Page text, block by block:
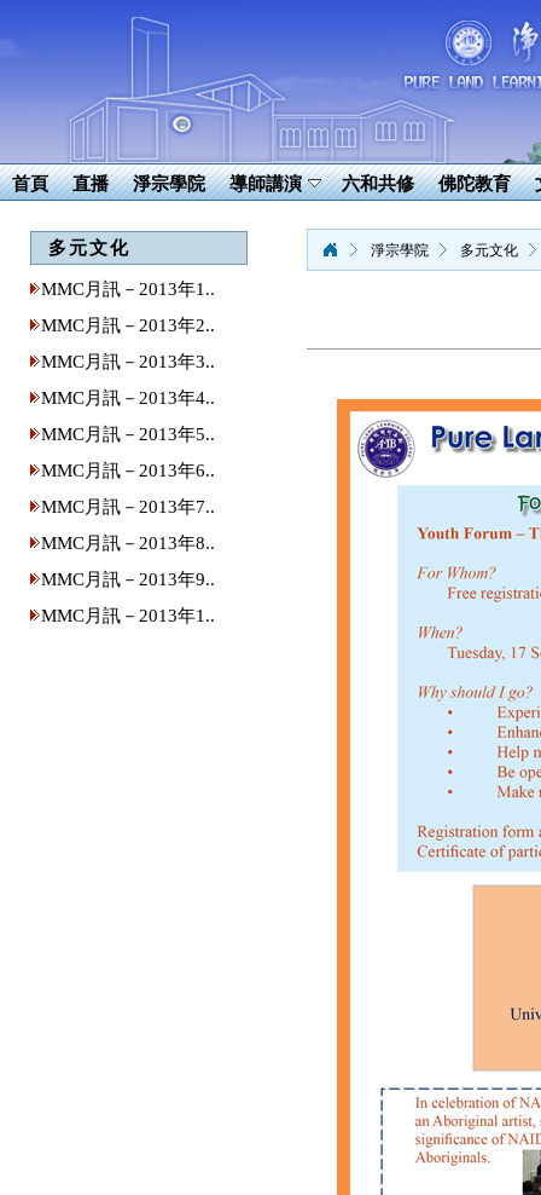
首頁 直播 淨宗學院 導師講演 六和共修 佛陀教育
多元文化
MMC月訊－2013年1..
MMC月訊－2013年2..
MMC月訊－2013年3..
MMC月訊－2013年4..
MMC月訊－2013年5..
MMC月訊－2013年6..
MMC月訊－2013年7..
MMC月訊－2013年8..
MMC月訊－2013年9..
MMC月訊－2013年1..
淨宗學院 多元文化